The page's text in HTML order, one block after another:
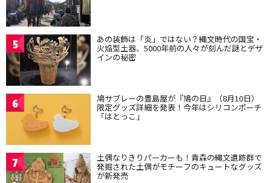
5 あの装飾は「炎」ではない？縄文時代の国宝・
火焔型土器、5000年前の人々が刻んだ謎とデザ
インの秘密
6 鳩サブレーの豊島屋が『鳩の日』（8月10日）
限定グッズ詳細を発表！今年はシリコンポーチ
「はとっこ」
7 土偶なりきりパーカーも！青森の縄文遺跡群で
発掘された土偶がモチーフのキュートなグッズ
が新発売